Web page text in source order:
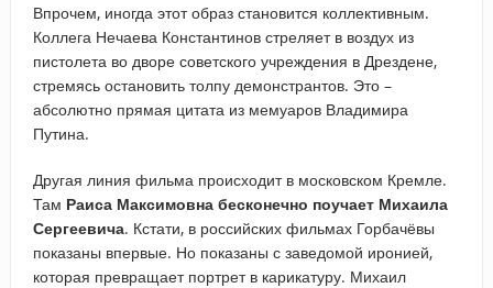
Впрочем, иногда этот образ становится коллективным.
Коллега Нечаева Константинов стреляет в воздух из
пистолета во дворе советского учреждения в Дрездене,
стремясь остановить толпу демонстрантов. Это –
абсолютно прямая цитата из мемуаров Владимира
Путина.
Другая линия фильма происходит в московском Кремле.
Там Раиса Максимовна бесконечно поучает Михаила
Сергеевича. Кстати, в российских фильмах Горбачёвы
показаны впервые. Но показаны с заведомой иронией,
которая превращает портрет в карикатуру. Михаил